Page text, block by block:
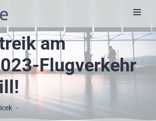
am
Flugverkehr